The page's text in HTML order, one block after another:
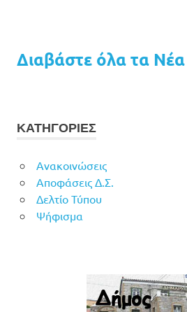
Διαβάστε όλα τα
ΚΑΤΗΓΟΡΙΕΣ
Ανακοινώσεις
Αποφάσεις Δ.Σ.
Δελτίο Τύπου
Ψήφισμα